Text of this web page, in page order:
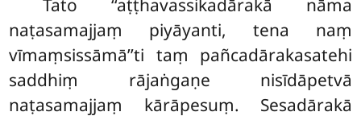
Tato ‘‘aṭṭhavassikadārakā nāma
naṭasamajjaṃ piyāyanti, tena naṃ
vīmaṃsissāmā’’ti taṃ pañcadārakasatehi
saddhiṃ rājaṅgaṇe nisīdāpetvā
naṭasamajjaṃ kārāpesuṃ. Sesadārakā